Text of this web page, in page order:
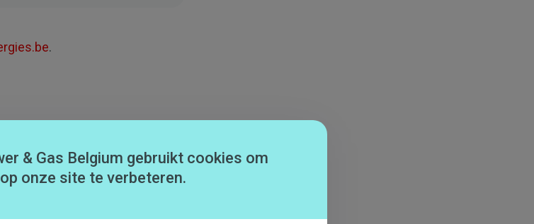
.
heeft me niet geholpen
& Gas Belgium gebruikt cookies om
onze site te verbeteren.